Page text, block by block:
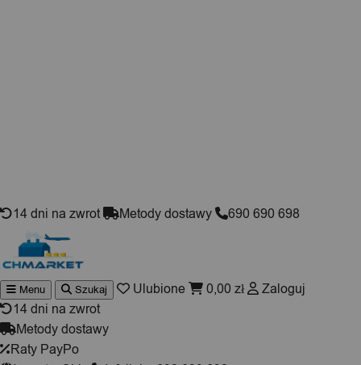
14 dni na zwrot Metody dostawy 690 690 698
Wyszukiwarka
produktów
Menu Szukaj Ulubione 0,00 zł
Zaloguj
14 dni na zwrot
Metody dostawy
Raty PayPo